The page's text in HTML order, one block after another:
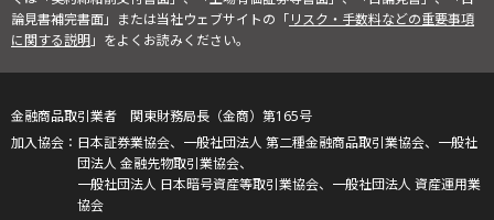
論見書補完書面」または当社ウェブサイトの「リスク・手数料などの重要事項
に関する説明」をよくお読みください。
金融商品取引業者 関東財務局長（金商）第165号
日本証券業協会、一般社団法人 第二種金融商品取引業協会、一般社
団法人 金融先物取引業協会、
一般社団法人 日本暗号資産等取引業協会、一般社団法人 資産運用業
協会